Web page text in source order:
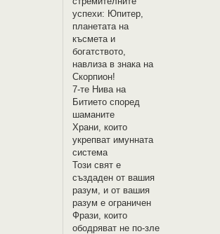
успехи: Юпитер,
планетата на
късмета и
богатството,
навлиза в знака на
Скорпион!
7-те Нива на
Битието според
шаманите
Храни, които
укрепват имунната
система
Този свят е
създаден от вашия
разум, и от вашия
разум е ограничен
Фрази, които
ободряват не по-зле